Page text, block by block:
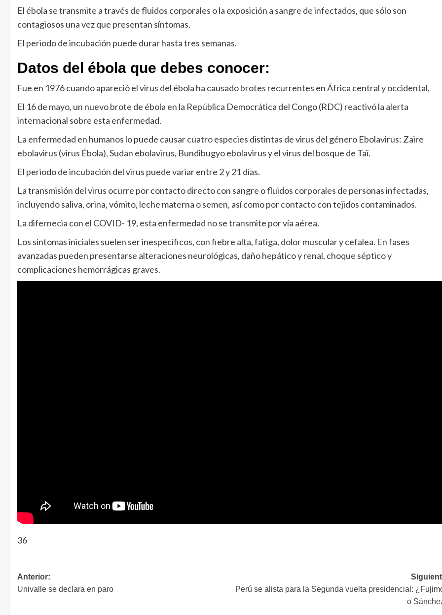
El ébola se transmite a través de fluidos corporales o la exposición a sangre de infectados, que sólo son
contagiosos una vez que presentan síntomas.
El periodo de incubación puede durar hasta tres semanas.
Datos del ébola que debes conocer:
Fue en 1976 cuando apareció el virus del ébola ha causado brotes recurrentes en África central y occidental,
El 16 de mayo, un nuevo brote de ébola en la República Democrática del Congo (RDC) reactivó la alerta
internacional sobre esta enfermedad.
La enfermedad en humanos lo puede causar cuatro especies distintas de virus del género Ebolavirus: Zaire
ebolavirus (virus Ébola), Sudan ebolavirus, Bundibugyo ebolavirus y el virus del bosque de Taï.
El periodo de incubación del virus puede variar entre 2 y 21 días.
La transmisión del virus ocurre por contacto directo con sangre o fluidos corporales de personas infectadas,
incluyendo saliva, orina, vómito, leche materna o semen, así como por contacto con tejidos contaminados.
La difernecia con el COVID- 19, esta enfermedad no se transmite por vía aérea.
Los síntomas iniciales suelen ser inespecíficos, con fiebre alta, fatiga, dolor muscular y cefalea. En fases
avanzadas pueden presentarse alteraciones neurológicas, daño hepático y renal, choque séptico y
complicaciones hemorrágicas graves.
36
Anterior:
Univalle se declara en paro
Perú se alista para la Segunda vuelta presidencial:
o